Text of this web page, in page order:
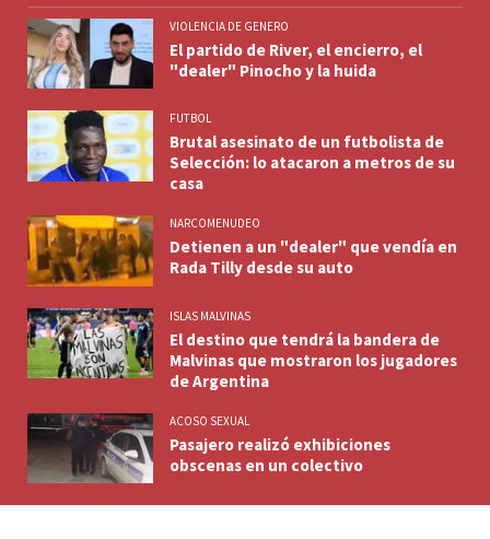
VIOLENCIA DE GENERO
El partido de River, el encierro, el
"dealer" Pinocho y la huida
FUTBOL
Brutal asesinato de un futbolista de
Selección: lo atacaron a metros de su
casa
NARCOMENUDEO
Detienen a un "dealer" que vendía en
Rada Tilly desde su auto
ISLAS MALVINAS
El destino que tendrá la bandera de
Malvinas que mostraron los jugadores
de Argentina
ACOSO SEXUAL
Pasajero realizó exhibiciones
obscenas en un colectivo